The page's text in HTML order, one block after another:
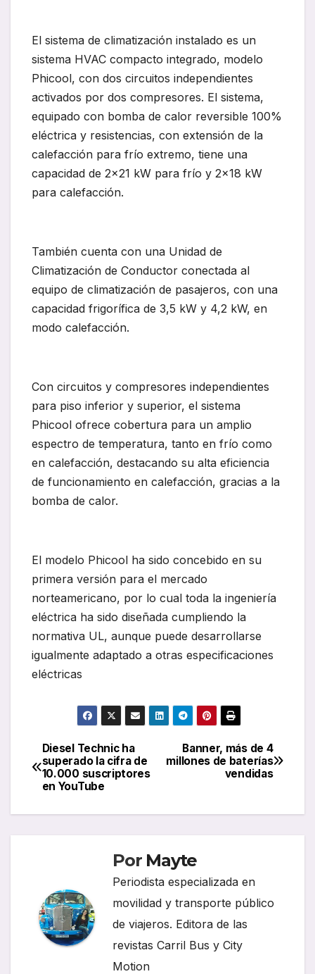
El sistema de climatización instalado es un
sistema HVAC compacto integrado, modelo
Phicool, con dos circuitos independientes
activados por dos compresores. El sistema,
equipado con bomba de calor reversible 100%
eléctrica y resistencias, con extensión de la
calefacción para frío extremo, tiene una
capacidad de 2×21 kW para frío y 2×18 kW
para calefacción.
También cuenta con una Unidad de
Climatización de Conductor conectada al
equipo de climatización de pasajeros, con una
capacidad frigorífica de 3,5 kW y 4,2 kW, en
modo calefacción.
Con circuitos y compresores independientes
para piso inferior y superior, el sistema
Phicool ofrece cobertura para un amplio
espectro de temperatura, tanto en frío como
en calefacción, destacando su alta eficiencia
de funcionamiento en calefacción, gracias a la
bomba de calor.
El modelo Phicool ha sido concebido en su
primera versión para el mercado
norteamericano, por lo cual toda la ingeniería
eléctrica ha sido diseñada cumpliendo la
normativa UL, aunque puede desarrollarse
igualmente adaptado a otras especificaciones
eléctricas
Navegación
de
entradas
Banner, más de 4
millones de baterías
vendidas
Diesel Technic ha
superado la cifra de
10.000 suscriptores
en YouTube
Por Mayte
Periodista especializada en
movilidad y transporte público
de viajeros. Editora de las
revistas Carril Bus y City
Motion